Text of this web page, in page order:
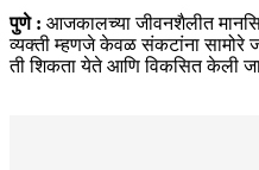
पुणे : आजकालच्या जीवनशैलीत
व्यक्ती म्हणजे केवळ संकटांना सामोरे
ती शिकता येते आणि विकसित केली